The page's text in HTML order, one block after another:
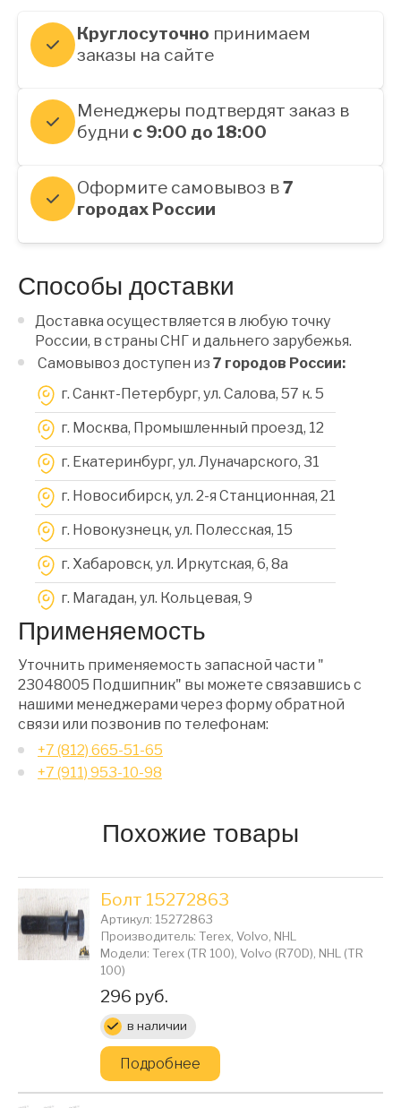
Круглосуточно принимаем
заказы на сайте
Менеджеры подтвердят заказ в
будни с 9:00 до 18:00
Оформите самовывоз в7
городах России
Способы доставки
Доставка осуществляется в любую точку
России, в страны СНГ и дальнего зарубежья.
Самовывоз доступен из 7 городов России:
г. Санкт-Петербург, ул. Салова, 57 к. 5
г. Москва, Промышленный проезд, 12
г. Екатеринбург, ул. Луначарского, 31
г. Новосибирск, ул. 2-я Станционная, 21
г. Новокузнецк, ул. Полесская, 15
г. Хабаровск, ул. Иркутская, 6, 8a
г. Магадан, ул. Кольцевая, 9
Применяемость
Уточнить применяемость запасной части "
23048005 Подшипник" вы можете связавшись с
нашими менеджерами через форму обратной
связи или позвонив по телефонам:
+7 (812) 665-51-65
+7 (911) 953-10-98
Похожие товары
Болт 15272863
Артикул: 15272863
Производитель: Terex, Volvo, NHL
Модели: Terex (TR 100), Volvo (R70D), NHL (TR
100)
Цена:
296 руб.
в наличии
Подробнее